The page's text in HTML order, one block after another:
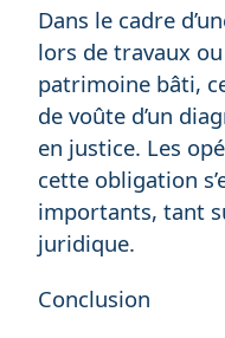
Dans le cadre
lors de travaux
patrimoine bâti,
de voûte d’un
en justice. Les
cette obligation
importants, tant
juridique.
Conclusion